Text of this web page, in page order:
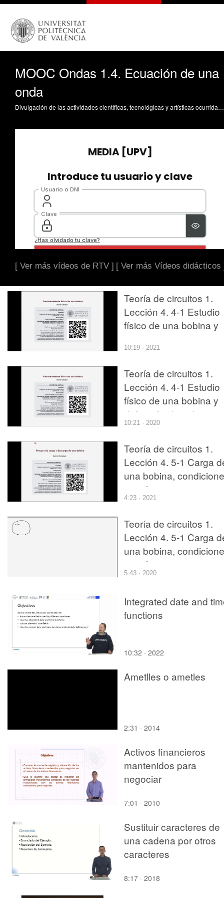
MOOC Ondas 1.4. Ecuación de una
onda
Divulgación de las actividades científicas, tecnológicas y artísticas ocurridas en los tres campus de la UPV
[ Ver más vídeos de RTV ] [ Ver más Vídeos didácticos
Teoría de circuitos 1.
Lección 4. 4-1 Estudio
físico de una bobina y
definición de
10:19 · 2021
Teoría de circuitos 1.
Lección 4. 4-1 Estudio
físico de una bobina y
definición de
10:21 · 2020
Teoría de circuitos 1.
Lección 4. 5-1 Carga
una bobina,
iniciales
4:23 · 2021
Teoría de circuitos 1.
Lección 4. 5-1 Carga
una bobina,
iniciales
5:43 · 2020
Integrated date and
functions
10:32 · 2022
Ametlles o ametles
2:31 · 2014
Activos financieros
mantenidos para
negociar
7:01 · 2010
Sustituir caracteres de
una cadena por otros
caracteres
8:17 · 2018